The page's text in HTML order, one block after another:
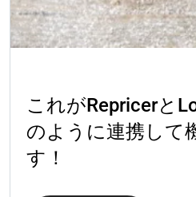
これがRepricerと
のように連携して
す！